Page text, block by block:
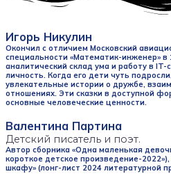
Игорь Никулин
Окончил с отличием Московский
специальности «Математик-инженер» в
аналитический склад ума и работу в
личность. Когда его дети чуть
увлекательные истории о дружбе,
отношениях. Эти сказки в доступной
основные человеческие ценности.
Валентина Партина
Детский писатель и поэт.
Автор сборника «Одна маленькая
короткое детское произведение-2022»),
шкафу» (лонг-лист 2024 литературной